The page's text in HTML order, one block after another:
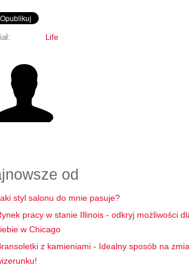
Life
od
styl salonu do mnie pasuje?
pracy w stanie Illinois - odkryj możliwości
w Chicago
z kamieniami - Idealny sposób na